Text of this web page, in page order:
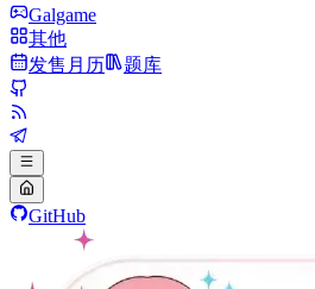
Galgame
其他
发售月历
题库
GitHub